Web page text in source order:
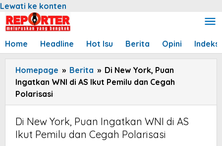
Lewati ke konten
Home Headline Hot Isu Berita Opini Indeks
Homepage » Berita » Di New York, Puan
Ingatkan WNI di AS Ikut Pemilu dan Cegah
Polarisasi
Di New York, Puan Ingatkan WNI di AS
Ikut Pemilu dan Cegah Polarisasi